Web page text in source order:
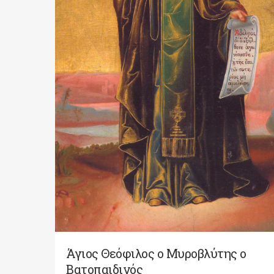
Άγιος Θεόφιλος ο Μυροβλύτης ο
Βατοπαιδινός